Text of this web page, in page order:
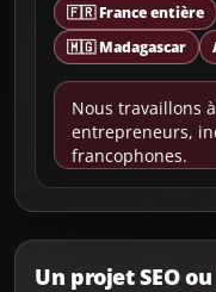
🇫🇷 France entière
🇲🇬 Madagascar
Nous travaillons
entrepreneurs,
francophones.
Un projet SEO